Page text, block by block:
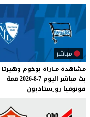
مباشر
مشاهدة مباراة بوخوم وهيرتا
بث مباشر اليوم 7-8-2026
قمة
فونوفيا رورستاديون